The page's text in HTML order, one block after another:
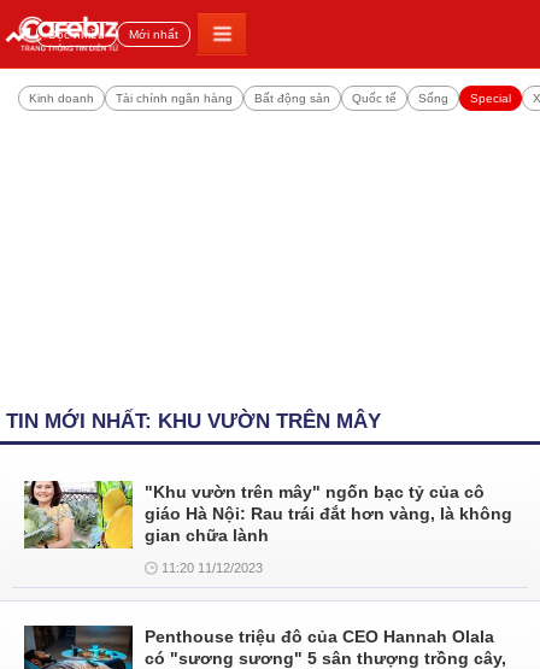
Đọc nhiều Mới nhất
Kinh doanh Tài chính ngân hàng Bất động sản Quốc tế Sống Special
TIN MỚI NHẤT: KHU VƯỜN TRÊN MÂY
"Khu vườn trên mây" ngốn bạc tỷ của cô
giáo Hà Nội: Rau trái đắt hơn vàng, là không
gian chữa lành
11:20 11/12/2023
Penthouse triệu đô của CEO Hannah Olala
có "sương sương" 5 sân thượng trồng cây,